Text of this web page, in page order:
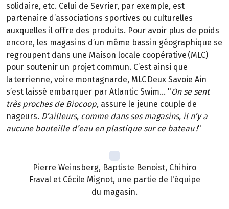
solidaire, etc. Celui de Sevrier, par exemple, est
partenaire d’associations sportives ou culturelles
auxquelles il offre des produits. Pour avoir plus de poids
encore, les magasins d’un même bassin géographique se
regroupent dans une Maison locale coopérative (MLC)
pour soutenir un projet commun. C’est ainsi que
la terrienne, voire montagnarde, MLC Deux Savoie Ain
s’est laissé embarquer par Atlantic Swim… "On se sent
très proches de Biocoop, assure le jeune couple de
nageurs. D’ailleurs, comme dans ses magasins, il n’y a
aucune bouteille d’eau en plastique sur ce bateau !"
Pierre Weinsberg, Baptiste Benoist, Chihiro
Fraval et Cécile Mignot, une partie de l'équipe
du magasin.